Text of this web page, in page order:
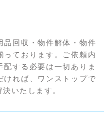
品回収・物件解体・物件
っております。ご依頼内
する必要は一切ありま
ければ、ワンストップで
いたします。